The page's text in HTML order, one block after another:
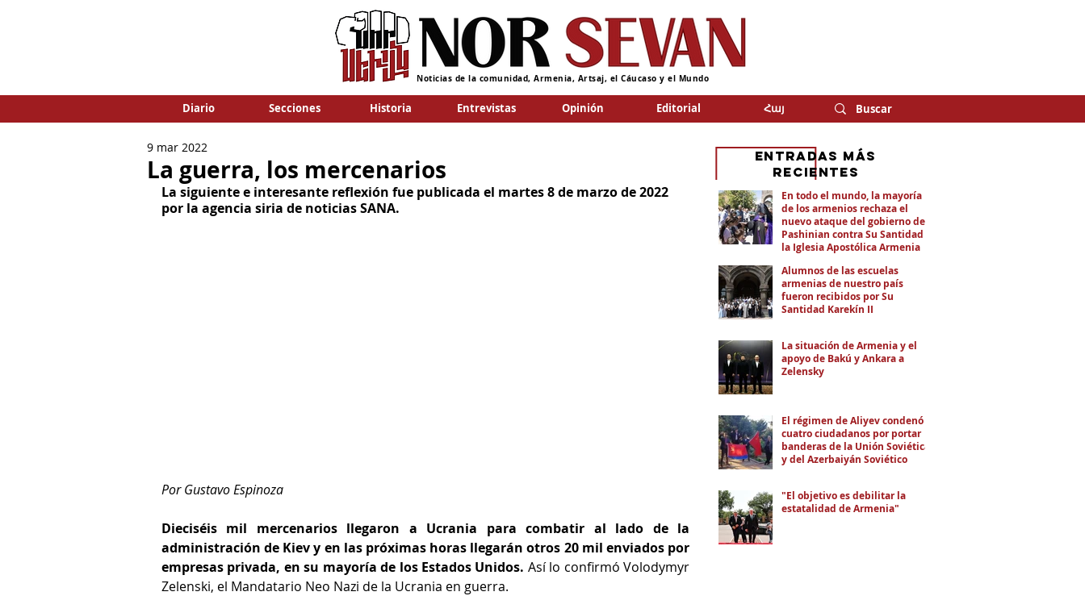
Noticias de la comunidad, Armenia, Artsaj, el Cáucaso y el Mundo
Diario Secciones Historia Entrevistas Opinión Editorial Հայ
La guerra, los mercenarios
9 mar 2022
La siguiente e interesante reflexión fue publicada el martes 8 de marzo de 2022
por la agencia siria de noticias SANA.
Por Gustavo Espinoza
Dieciséis mil mercenarios llegaron a Ucrania para combatir al lado de la
administración de Kiev y en las próximas horas llegarán otros 20 mil enviados por
empresas privada, en su mayoría de los Estados Unidos. Así lo confirmó Volodymyr
Zelenski, el Mandatario Neo Nazi de la Ucrania en guerra.
En todo el mundo, la mayoría
de los armenios rechaza el
nuevo ataque del gobierno de
Pashinian contra Su Santidad y
la Iglesia Apostólica Armenia
Alumnos de las escuelas
armenias de nuestro país
fueron recibidos por Su
Santidad Karekín II
La situación de Armenia y el
apoyo de Bakú y Ankara a
Zelensky
El régimen de Aliyev condenó a
cuatro ciudadanos por portar
banderas de la Unión Soviética
y del Azerbaiyán Soviético
"El objetivo es debilitar la
estatalidad de Armenia"
eNTRADAS MÁS
RECIENTES